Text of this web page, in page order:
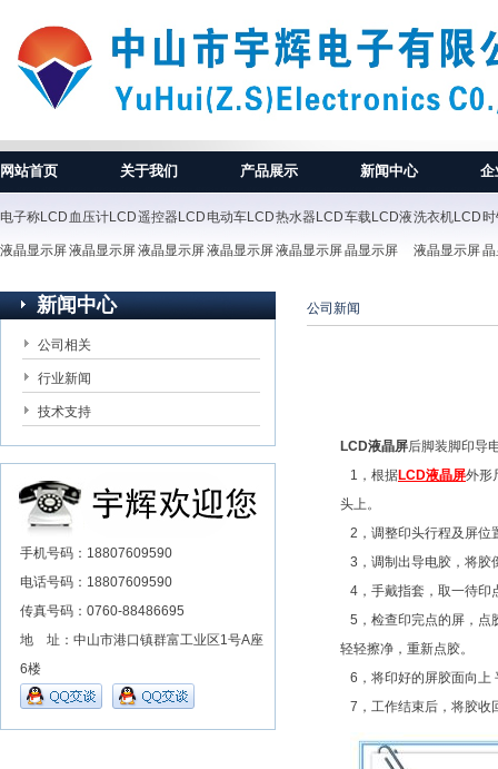
网站首页 关于我们 产品展示 新闻中心 企
电子称LCD
液晶显示屏
血压计LCD
液晶显示屏
遥控器LCD
液晶显示屏
电动车LCD
液晶显示屏
热水器LCD
液晶显示屏
车载LCD液
晶显示屏
洗衣机LCD
液晶显示屏
公司新闻
LCD液晶屏后脚装脚印导
1，根据LCD液晶屏外形
头上。
2，调整印头行程及屏位
3，调制出导电胶，将胶
4，手戴指套，取一待印
5，检查印完点的屏，点
轻轻擦净，重新点胶。
6，将印好的屏胶面向上
7，工作结束后，将胶收
新闻中心
公司相关
行业新闻
技术支持
手机号码：18807609590
电话号码：18807609590
传真号码：0760-88486695
地 址：中山市港口镇群富工业区1号A座
6楼